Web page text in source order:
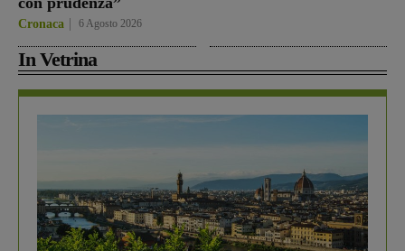
Cronaca 6 Agosto 2026
In Vetrina